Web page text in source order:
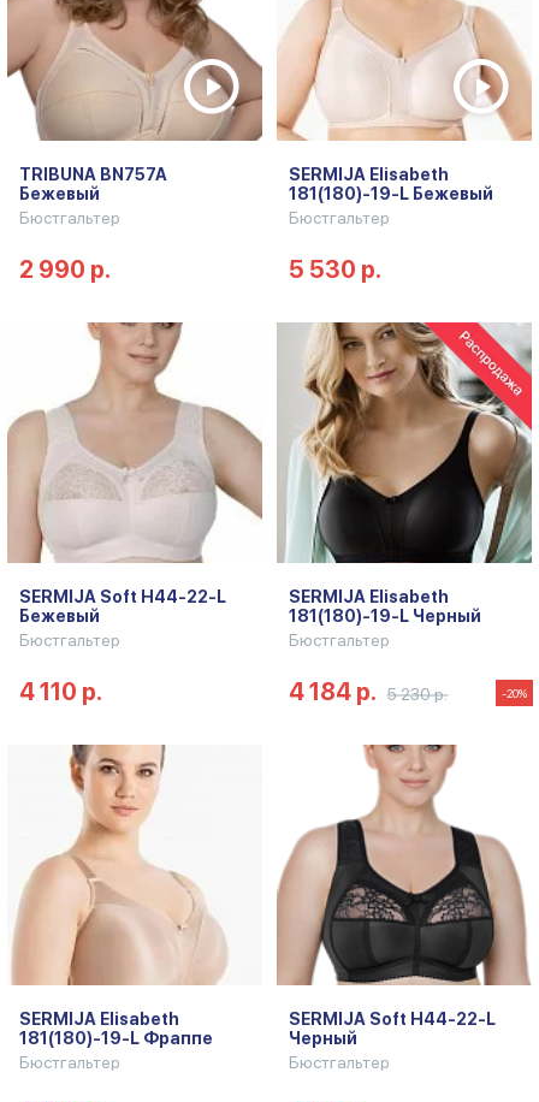
TRIBUNA BN757A
Бежевый
Бюстгальтер
2 990 р.
SERMIJA Elisabeth
181(180)-19-L Бежевый
Бюстгальтер
5 530 р.
SERMIJA Soft H44-22-L
Бежевый
Бюстгальтер
4 110 р.
SERMIJA Elisabeth
181(180)-19-L Черный
Бюстгальтер
4 184 р. 5 230 р. -20%
SERMIJA Elisabeth
181(180)-19-L Фраппе
Бюстгальтер
SERMIJA Soft H44-22-L
Черный
Бюстгальтер